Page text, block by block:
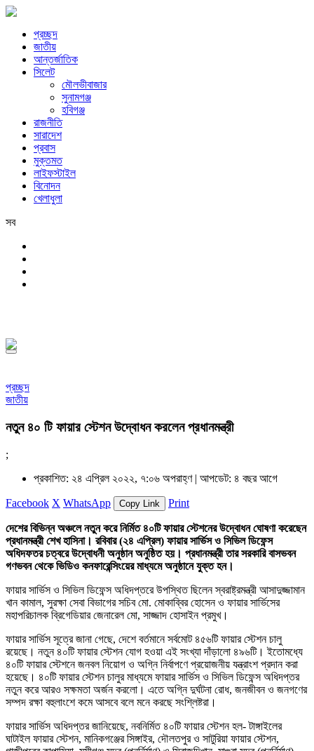
প্রচ্ছদ
জাতীয়
আন্তর্জাতিক
সিলেট
মৌলভীবাজার
সুনামগঞ্জ
হবিগঞ্জ
রাজনীতি
সারাদেশ
প্রবাস
মুক্তমত
লাইফস্টাইল
বিনোদন
খেলাধুলা
সব
প্রচ্ছদ
জাতীয়
নতুন ৪০ টি ফায়ার স্টেশন উদ্বোধন করলেন প্রধানমন্ত্রী
;
প্রকাশিত: ২৪ এপ্রিল ২০২২, ৭:০৬ অপরাহ্ণ | আপডেট: ৪ বছর আগে
Facebook X WhatsApp Copy Link Print
দেশের বিভিন্ন অঞ্চলে নতুন করে নির্মিত ৪০টি ফায়ার স্টেশনের উদ্বোধন ঘোষণা করেছেন
প্রধানমন্ত্রী শেখ হাসিনা। রবিবার (২৪ এপ্রিল) ফায়ার সার্ভিস ও সিভিল ডিফেন্স
অধিদফতর চত্বরে উদ্বোধনী অনুষ্ঠান অনুষ্ঠিত হয়। প্রধানমন্ত্রী তার সরকারি বাসভবন
গণভবন থেকে ভিডিও কনফারেন্সিংয়ের মাধ্যমে অনুষ্ঠানে যুক্ত হন।
ফায়ার সার্ভিস ও সিভিল ডিফেন্স অধিদপ্তরে উপস্থিত ছিলেন স্বরাষ্ট্রমন্ত্রী আসাদুজ্জামান
খান কামাল, সুরক্ষা সেবা বিভাগের সচিব মো. মোকাব্বির হোসেন ও ফায়ার সার্ভিসের
মহাপরিচালক ব্রিগেডিয়ার জেনারেল মো, সাজ্জাদ হোসাইন প্রমুখ।
ফায়ার সার্ভিস সূত্রে জানা গেছে, দেশে বর্তমানে সর্বমোট ৪৫৬টি ফায়ার স্টেশন চালু
রয়েছে। নতুন ৪০টি ফায়ার স্টেশন যোগ হওয়া এই সংখ্যা দাঁড়ালো ৪৯৬টি। ইতোমধ্যে
৪০টি ফায়ার স্টেশনে জনবল নিয়োগ ও অগ্নি নির্বাপণে প্রয়োজনীয় যন্ত্রাংশ প্রদান করা
হয়েছে। ৪০টি ফায়ার স্টেশন চালুর মাধ্যমে ফায়ার সার্ভিস ও সিভিল ডিফেন্স অধিদপ্তর
নতুন করে আরও সক্ষমতা অর্জন করলো। এতে অগ্নি দুর্ঘটনা রোধ, জনজীবন ও জনগণের
সম্পদ রক্ষা বহুলাংশে কমে আসবে বলে মনে করছে সংশ্লিষ্টরা।
ফায়ার সার্ভিস অধিদপ্তর জানিয়েছে, নবনির্মিত ৪০টি ফায়ার স্টেশন হল- টাঙ্গাইলের
ঘাটাইল ফায়ার স্টেশন, মানিকগঞ্জের সিঙ্গাইর, দৌলতপুর ও সাটুরিয়া ফায়ার স্টেশন,